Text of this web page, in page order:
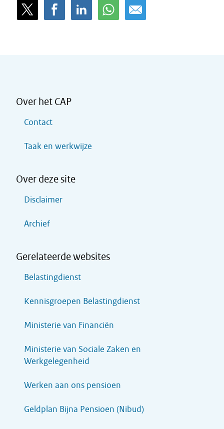
Over het CAP
Contact
Taak en werkwijze
Over deze site
Disclaimer
Archief
Gerelateerde websites
Belastingdienst
Kennisgroepen Belastingdienst
Ministerie van Financiën
Ministerie van Sociale Zaken en
Werkgelegenheid
Werken aan ons pensioen
Geldplan Bijna Pensioen (Nibud)